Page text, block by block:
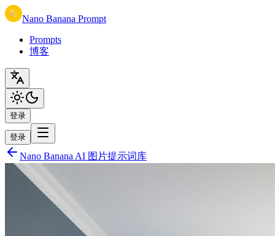
Nano Banana Prompt
Prompts
博客
登录
登录
Nano Banana AI 图片提示词库